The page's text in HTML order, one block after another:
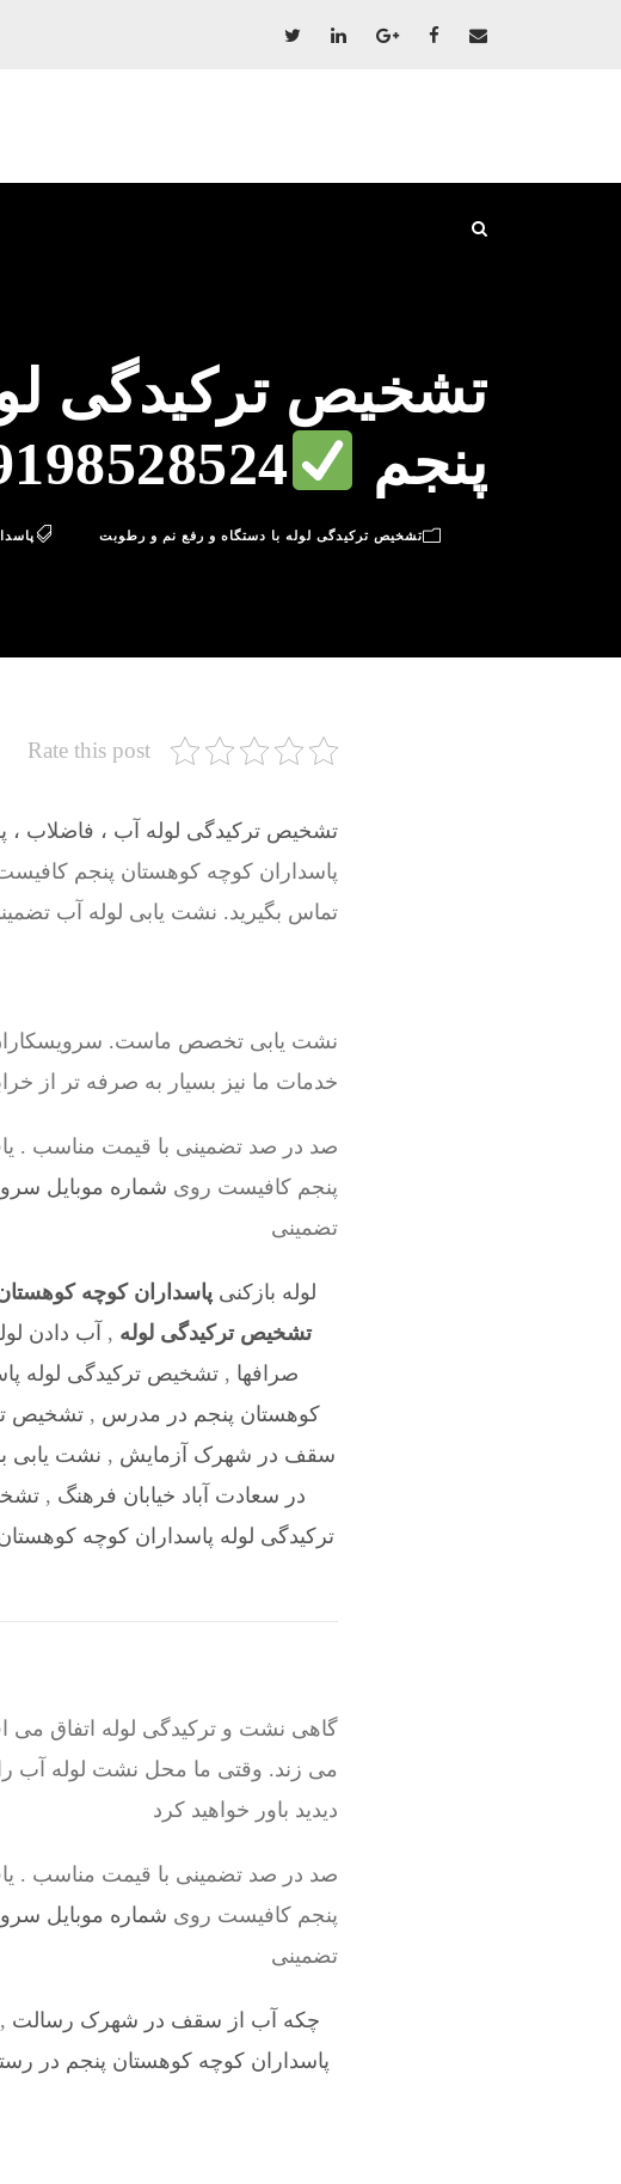
تشخیص ترکیدگی
پنجم
تشخیص ترکیدگی لوله با دستگاه و رفع نم و رطوبت
Rate this post
تشخیص ترکیدگی لوله آب ، فاضلاب ،
پاسداران کوچه کوهستان پنجم
تماس بگیرید. نشت یابی لوله آب
نشت یابی تخصص ماست. سرویسکاران
خدمات ما نیز بسیار به صرفه تر از
صد در صد تضمینی با قیمت مناسب .
پنجم کافیست روی شماره موبایل سرویسکار –
تضمینی
لوله بازکنیپاسداران کوچه
تشخیص ترکیدگی لوله , آب دادن
صرافها , تشخیص ترکیدگی لوله
کوهستان پنجم در مدرس ,تشخیص
سقف در شهرک آزمایش , نشت یابی
در سعادت آباد خیابان فرهنگ ,
ترکیدگی لوله پاسداران کوچه کوهستان
گاهی نشت و ترکیدگی لوله اتفاق می
می زند. وقتی ما محل نشت لوله آب را
دیدید باور خواهید کرد
صد در صد تضمینی با قیمت مناسب .
پنجم کافیست روی شماره موبایل سرویسکار –
تضمینی
چکه آب از سقف در شهرک رسالت ,
پاسداران کوچه کوهستان پنجم در